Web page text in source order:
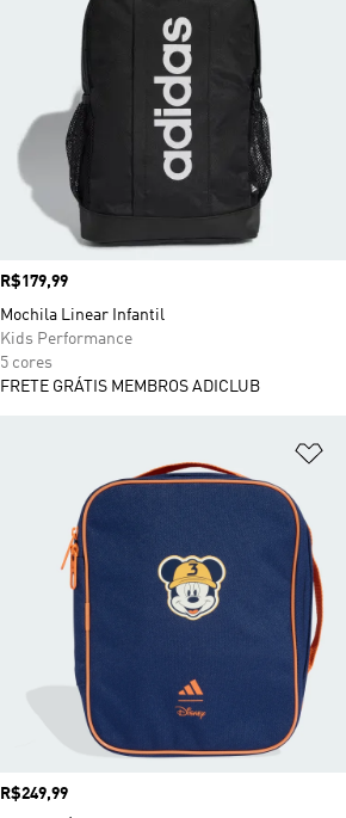
Preço
R$179,99
Mochila Linear Infantil
Kids Performance
5 cores
FRETE GRÁTIS MEMBROS ADICLUB
Preço
R$249,99